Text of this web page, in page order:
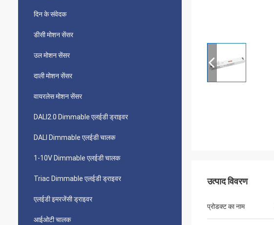
दिन के संवेदक
डीसी मोशन सेंसर
उल मोशन सेंसर
दाली मोशन सेंसर
वायरलेस मोशन सेंसर
DALI2.0 Dimmable एलईडी ड्राइवर
DALI Dimmable एलईडी चालक
1-10V Dimmable एलईडी चालक
Triac Dimmable एलईडी ड्राइवर
एलईडी इमरजेंसी ड्राइवर
आईओटी चालक
उत्पाद विवरण
प्रोडक्ट का नाम